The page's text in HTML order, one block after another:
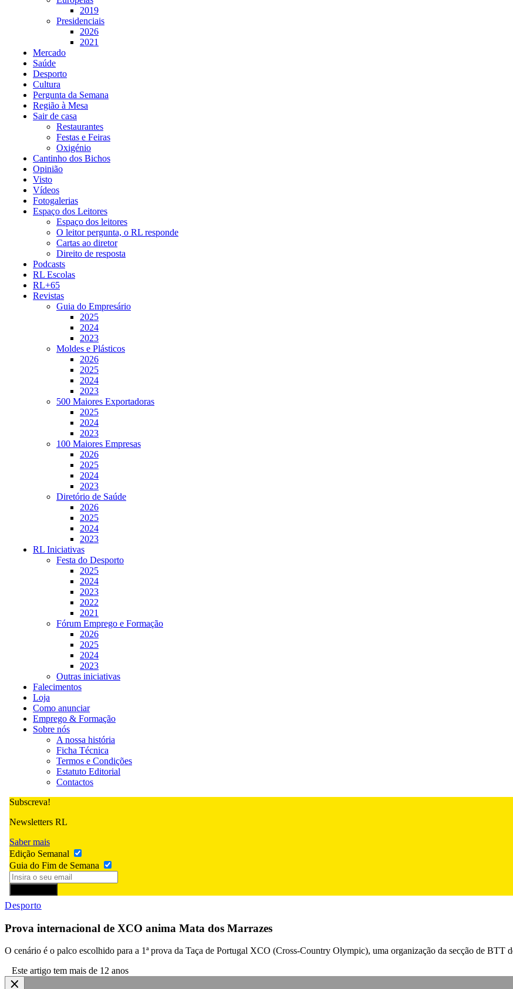
2019
Presidenciais
2026
2021
Mercado
Saúde
Desporto
Cultura
Pergunta da Semana
Região à Mesa
Sair de casa
Restaurantes
Festas e Feiras
Oxigénio
Cantinho dos Bichos
Opinião
Visto
Vídeos
Fotogalerias
Espaço dos Leitores
Espaço dos leitores
O leitor pergunta, o RL responde
Cartas ao diretor
Direito de resposta
Podcasts
RL Escolas
RL+65
Revistas
Guia do Empresário
2025
2024
2023
Moldes e Plásticos
2026
2025
2024
2023
500 Maiores Exportadoras
2025
2024
2023
100 Maiores Empresas
2026
2025
2024
2023
Diretório de Saúde
2026
2025
2024
2023
RL Iniciativas
Festa do Desporto
2025
2024
2023
2022
2021
Fórum Emprego e Formação
2026
2025
2024
2023
Outras iniciativas
Falecimentos
Loja
Como anunciar
Emprego & Formação
Sobre nós
A nossa história
Ficha Técnica
Termos e Condições
Estatuto Editorial
Contactos
Subscreva!
Newsletters RL
Saber mais
Edição Semanal
Guia do Fim de Semana
Desporto
Prova internacional de XCO anima Mata dos Marrazes
O cenário é o palco escolhido para a 1ª prova da Taça de Portugal XCO (Cross-Country Olympic), uma organização da secção de BTT
Este artigo tem mais de 12 anos